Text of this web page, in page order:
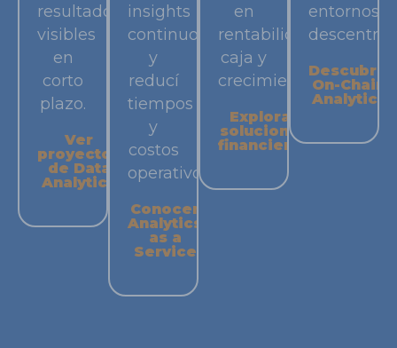
resultados
visibles
en
corto
plazo.
Ver
proyectos
de Data
Analytics
insights
continuos
y
reducí
tiempos
y
costos
operativos.
Conocer
Analytics
as a
Service
en
rentabilidad,
caja y
crecimiento.
Explorar
soluciones
financieras
entornos
Descubrir
On-Chain
Analytics